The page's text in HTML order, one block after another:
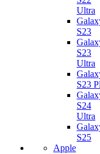
Ultra
S23
S23
Ultra
S23
S24
Ultra
S25
Apple